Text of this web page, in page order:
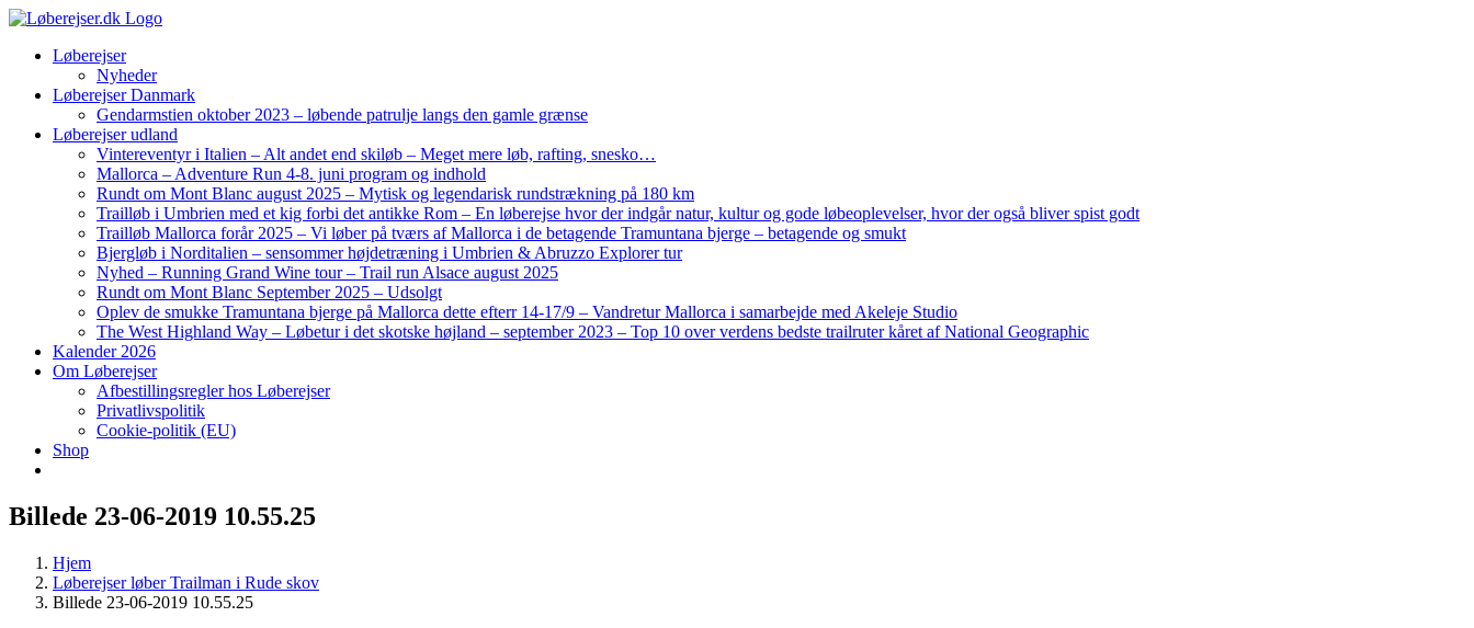
Skip
contentLøberejser
Nyheder
Løberejser Danmark
Gendarmstien oktober 2023 – løbende patrulje langs den gamle grænse
Løberejser udland
Vintereventyr i Italien – Alt andet end skiløb – Meget mere løb, rafting, snesko…
Mallorca – Adventure Run 4-8. juni program og indhold
Rundt om Mont Blanc august 2025 – Mytisk og legendarisk rundstrækning på 180 km
Trailløb i Umbrien med et kig forbi det antikke Rom – En løberejse hvor der indgår natur, kultur og gode løbeoplevelser, hvor der også bliver spist godt
Trailløb Mallorca forår 2025 – Vi løber på tværs af Mallorca i de betagende Tramuntana bjerge – betagende og smukt
Bjergløb i Norditalien – sensommer højdetræning i Umbrien & Abruzzo Explorer tur
Nyhed – Running Grand Wine tour – Trail run Alsace august 2025
Rundt om Mont Blanc September 2025 – Udsolgt
Oplev de smukke Tramuntana bjerge på Mallorca dette efterr 14-17/9 – Vandretur Mallorca i samarbejde med Akeleje Studio
The West Highland Way – Løbetur i det skotske højland – september 2023 – Top 10 over verdens bedste trailruter kåret af National Geographic
Kalender 2026
Om Løberejser
Afbestillingsregler hos Løberejser
Privatlivspolitik
Cookie-politik (EU)
Shop
Billede 23-06-2019 10.55.25
Hjem
Løberejser løber Trailman i Rude skov
Billede 23-06-2019 10.55.25